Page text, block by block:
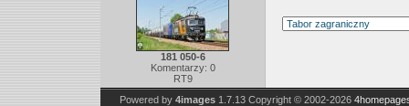
181 050-6
Komentarzy: 0
RT9
Powered by 4images 1.7.13 Copyright © 2002-2026